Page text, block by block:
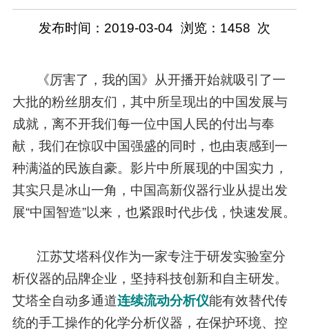
发布时间：2019-03-04 浏览： 1458 次
《厉害了，我的国》从开播开始就吸引了一
大批的粉丝朋友们，其中所呈现出的中国发展与
成就，离不开我们每一位中国人民的付出与奉
献，我们在惊叹中国强盛的同时，也由衷感到一
种满溢的民族自豪。影片中所展现的中国实力，
其实只是冰山一角，中国高新仪器行业从提出发
展“中国智造”以来，也紧跟时代步伐，快速发展。
江苏艾塔科仪作为一家专注于研发实验室分
析仪器的品牌企业，坚持科技创新和自主研发。
艾塔全自动多通道连续流动分析仪能有效替代传
统的手工操作的化学分析仪器，在保护环境、控